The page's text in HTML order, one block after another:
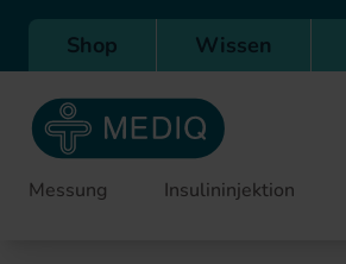
Direkt zur Hauptnavigation
Shop Wissen
Messung Insulininjektion